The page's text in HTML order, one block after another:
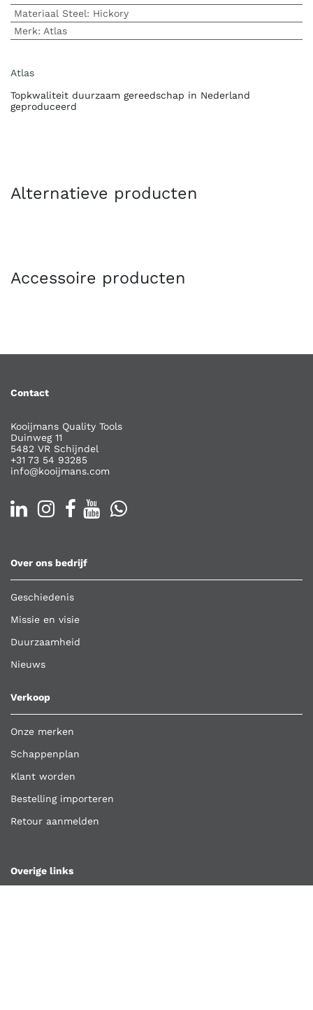
Materiaal Steel: Hickory
Merk: Atlas
Atlas
Topkwaliteit duurzaam gereedschap in Nederland
geproduceerd
Alternatieve producten
Accessoire producten
Contact
Kooijmans Quality Tools
Duinweg 11
5482 VR Schijndel
+31 73 54 93285
info@kooijmans.com
Over ons bedrijf
Geschiedenis
Missie en visie
Duurzaamheid
Nieuws
Verkoop
Onze merken
Schappenplan
Klant worden
Bestelling importeren
Retour aanmelden
Overige links